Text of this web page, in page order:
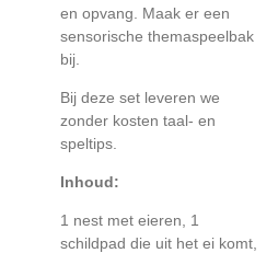
en opvang. Maak er een
sensorische themaspeelbak
bij.
Bij deze set leveren we
zonder kosten taal- en
speltips.
Inhoud:
1 nest met eieren, 1
schildpad die uit het ei komt,